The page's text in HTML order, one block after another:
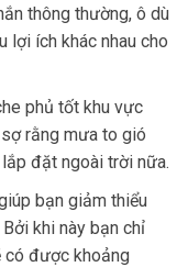
thông thường, ô dù
lợi ích khác nhau cho
phủ tốt khu vực
rằng mưa to gió
đặt ngoài trời nữa.
bạn giảm thiểu
khi này bạn chỉ
có được khoảng